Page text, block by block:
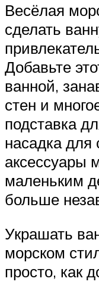
Весёлая
сделать
Добавьте
ванной,
стен и
подставка
насадка для
аксессуары
маленьким
больше
Украшать
морском
просто, как